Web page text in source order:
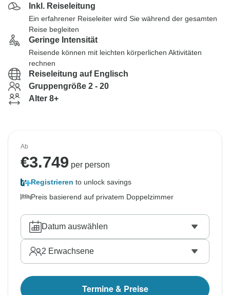
Inkl. Reiseleitung
Ein erfahrener Reiseleiter wird Sie während der gesamten
Reise begleiten
Geringe Intensität
Reisende können mit leichten körperlichen Aktivitäten
rechnen
Reiseleitung auf Englisch
Gruppengröße 2 - 20
Alter 8+
Ab
€3.749 per person
Registrieren to unlock savings
Preis basierend auf privatem Doppelzimmer
Datum auswählen
2 Erwachsene
Termine & Preise